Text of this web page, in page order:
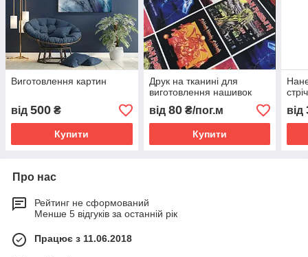
Виготовлення картин
від 500 ₴
Купити
Друк на тканині для
виготовлення нашивок
від 80₴/пог.м
Купити
від
Про нас
Рейтинг не сформований
Менше 5 відгуків за останній рік
Працює з 11.06.2018